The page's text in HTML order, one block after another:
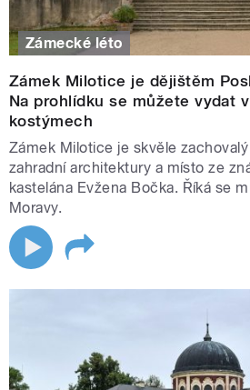
Zámecké léto
Zámek Milotice je dějištěm
Na prohlídku se můžete vydat
kostýmech
Zámek Milotice je skvěle
zahradní architektury a místo ze
kastelána Evžena Bočka. Říká se
Moravy.